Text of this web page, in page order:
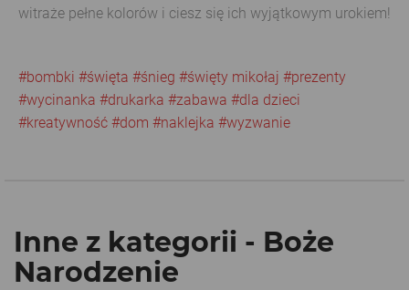
witraże pełne kolorów i ciesz się ich wyjątkowym urokiem!
#bombki #święta #śnieg #święty mikołaj #prezenty
#wycinanka #drukarka #zabawa #dla dzieci
#kreatywność #dom #naklejka #wyzwanie
Inne z kategorii - Boże
Narodzenie